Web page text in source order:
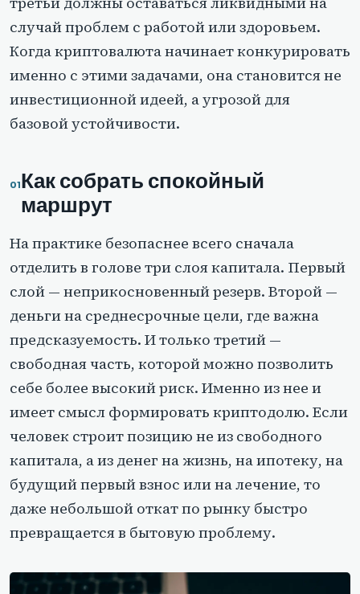
случай проблем с работой или здоровьем.
Когда криптовалюта начинает конкурировать
именно с этими задачами, она становится не
инвестиционной идеей, а угрозой для
базовой устойчивости.
Как собрать спокойный
маршрут
На практике безопаснее всего сначала
отделить в голове три слоя капитала. Первый
слой — неприкосновенный резерв. Второй —
деньги на среднесрочные цели, где важна
предсказуемость. И только третий —
свободная часть, которой можно позволить
себе более высокий риск. Именно из нее и
имеет смысл формировать криптодолю. Если
человек строит позицию не из свободного
капитала, а из денег на жизнь, на ипотеку, на
будущий первый взнос или на лечение, то
даже небольшой откат по рынку быстро
превращается в бытовую проблему.